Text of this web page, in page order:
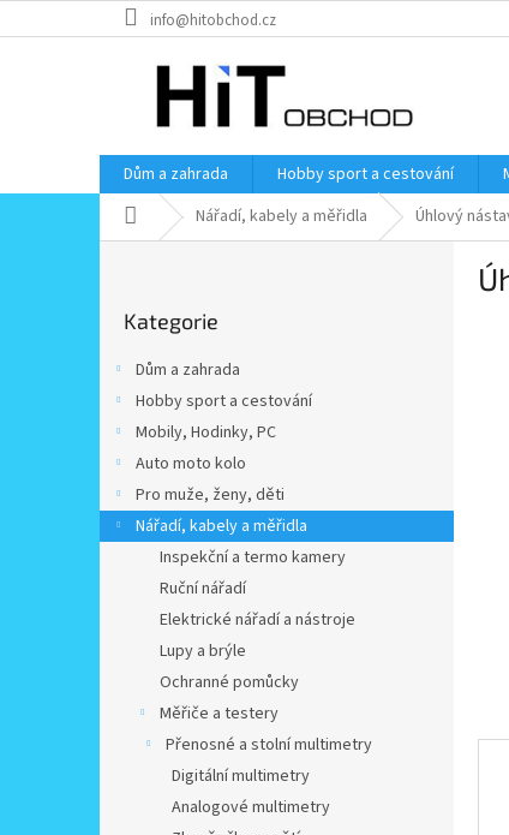
na
info@hitobchod.cz
Dům a zahrada Hobby sport a cestování
Domů Nářadí, kabely a měřidla Úhlový
a
n
kategorie
Kategorie
Dům a zahrada
Hobby sport a cestování
Mobily, Hodinky, PC
Auto moto kolo
Pro muže, ženy, děti
Nářadí, kabely a měřidla
Inspekční a termo kamery
Ruční nářadí
Elektrické nářadí a nástroje
Lupy a brýle
Ochranné pomůcky
Měřiče a testery
Přenosné a stolní multimetry
Digitální multimetry
Analogové multimetry